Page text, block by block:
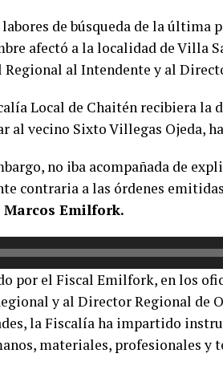
de búsqueda de la última
afectó a la localidad de Villa
al Intendente y al
Local de Chaitén recibiera la
al vecino Sixto Villegas Ojeda,
no iba acompañada de
contraria a las órdenes
Marcos Emilfork.
por el Fiscal Emilfork, en los
y al Director Regional de
la Fiscalía ha impartido
materiales, profesionales y